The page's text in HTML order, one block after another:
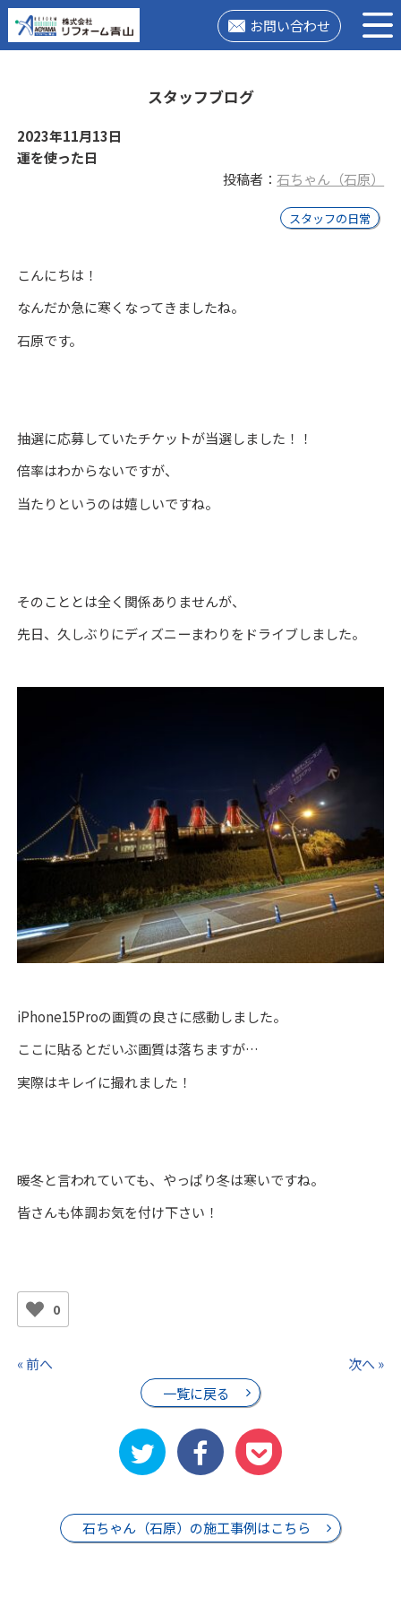
お問い合わせ
スタッフブログ
2023年11月13日
運を使った日
投稿者： 石ちゃん（石原）
スタッフの日常
こんにちは！
なんだか急に寒くなってきましたね。
石原です。
抽選に応募していたチケットが当選しました！！
倍率はわからないですが、
当たりというのは嬉しいですね。
そのこととは全く関係ありませんが、
先日、久しぶりにディズニーまわりをドライブしました。
iPhone15Proの画質の良さに感動しました。
ここに貼るとだいぶ画質は落ちますが…
実際はキレイに撮れました！
暖冬と言われていても、やっぱり冬は寒いですね。
皆さんも体調お気を付け下さい！
0
« 前へ
一覧に戻る
次へ »
石ちゃん（石原）の施工事例はこちら